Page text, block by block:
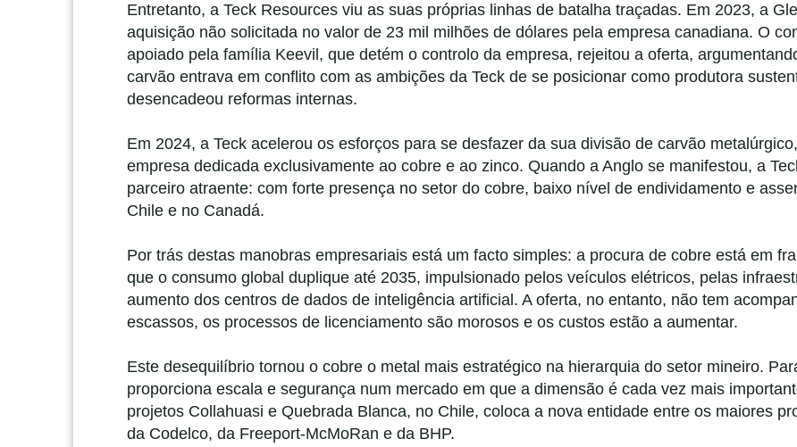
Entretanto, a Teck Resources viu as suas próprias linhas de batalha traçadas. Em 2023, a
aquisição não solicitada no valor de 23 mil milhões de dólares pela empresa canadiana. O
apoiado pela família Keevil, que detém o controlo da empresa, rejeitou a oferta,
carvão entrava em conflito com as ambições da Teck de se posicionar como produtora
desencadeou reformas internas.
Em 2024, a Teck acelerou os esforços para se desfazer da sua divisão de carvão
empresa dedicada exclusivamente ao cobre e ao zinco. Quando a Anglo se manifestou, a
parceiro atraente: com forte presença no setor do cobre, baixo nível de endividamento e
Chile e no Canadá.
Por trás destas manobras empresariais está um facto simples: a procura de cobre está em
que o consumo global duplique até 2035, impulsionado pelos veículos elétricos, pelas
aumento dos centros de dados de inteligência artificial. A oferta, no entanto, não tem
escassos, os processos de licenciamento são morosos e os custos estão a aumentar.
Este desequilíbrio tornou o cobre o metal mais estratégico na hierarquia do setor mineiro.
proporciona escala e segurança num mercado em que a dimensão é cada vez mais
projetos Collahuasi e Quebrada Blanca, no Chile, coloca a nova entidade entre os maiores
da Codelco, da Freeport-McMoRan e da BHP.